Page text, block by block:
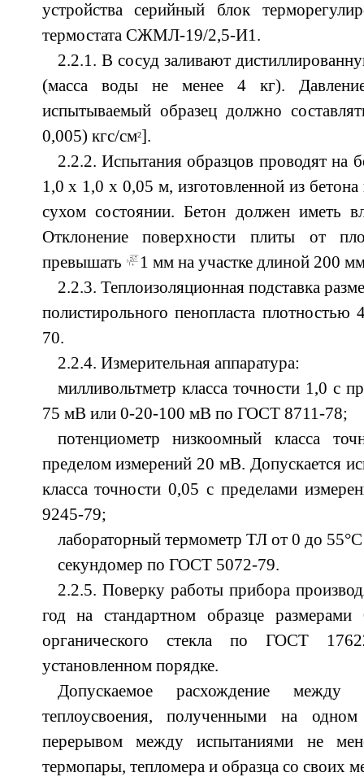
устройства серийный блок
термостата СЖМЛ-19/2,5-И1.
2.2.1. В сосуд заливают
(масса воды не менее 4 кг).
испытываемый образец должно
0,005) кгс/см2].
2.2.2. Испытания образцов проводят на
1,0 х 1,0 х 0,05 м, изготовленной из
сухом состоянии. Бетон должен иметь
Отклонение поверхности плиты от
превышать
1 мм на участке длиной 200
2.2.3. Теплоизоляционная подставка
полистирольного пенопласта плотностью
70.
2.2.4. Измерительная аппаратура:
милливольтметр класса точности 1,0 с
75 мВ или 0-20-100 мВ по ГОСТ 8711-78;
потенциометр низкоомный класса
пределом измерений 20 мВ. Допускается
класса точности 0,05 с пределами
9245-79;
лабораторный термометр ТЛ от 0 до
секундомер по ГОСТ 5072-79.
2.2.5. Поверку работы прибора
год на стандартном образце
органического стекла по ГОСТ
установленном порядке.
Допускаемое расхождение между
теплоусвоения, полученными на
перерывом между испытаниями не
термопары, тепломера и образца со своих